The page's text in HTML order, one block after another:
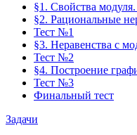
§1. Свойства
§2. Рациональные
Тест №1
§3. Неравенства с
Тест №2
§4. Построение
Тест №3
Финальный тест
Задачи